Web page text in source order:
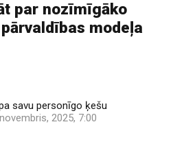
par nozīmīgāko
modeļa
savu personīgo ķešu
2025, 7:00